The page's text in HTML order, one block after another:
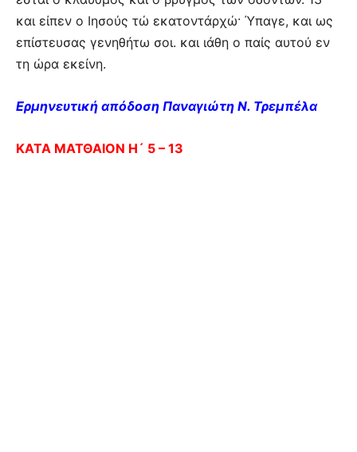
και είπεν ο Ιησούς τώ εκατοντάρχώ· Ύπαγε, και ως
επίστευσας γενηθήτω σοι. και ιάθη ο παίς αυτού εν
τη ώρα εκείνη.
Ερμηνευτική απόδοση Παναγιώτη Ν. Τρεμπέλα
ΚΑΤΑ ΜΑΤΘΑΙΟΝ Η´ 5 – 13